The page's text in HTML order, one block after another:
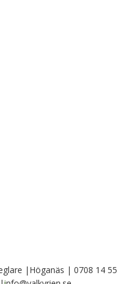
|Höganäs | 0708 14 55